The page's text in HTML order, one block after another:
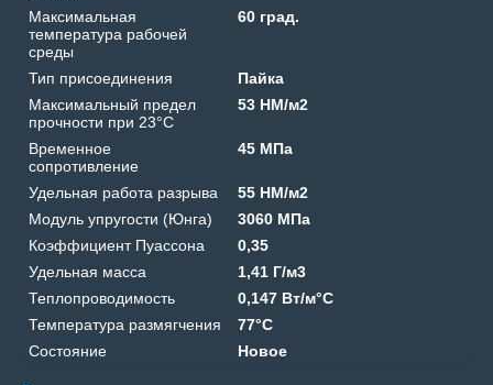
Максимальная
температура рабочей
среды
60 град.
Тип присоединения
Пайка
Максимальный предел
прочности при 23°C
53 HM/м2
Временное
сопротивление
45 МПа
Удельная работа разрыва
55 HM/м2
Модуль упругости (Юнга)
3060 МПа
Коэффициент Пуассона
0,35
Удельная масса
1,41 Г/м3
Теплопроводимость
0,147 Вт/м°C
Температура размягчения
77°C
Состояние
Новое